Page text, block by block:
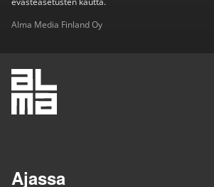
Alma Media Finland Oy